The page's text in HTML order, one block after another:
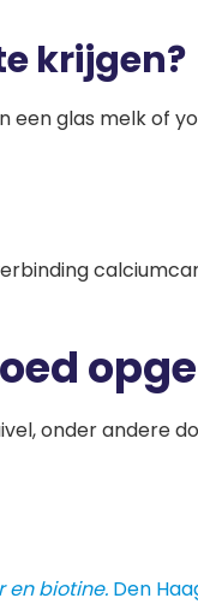
krijgen?
glas melk of
onder andere
en biotine. Den